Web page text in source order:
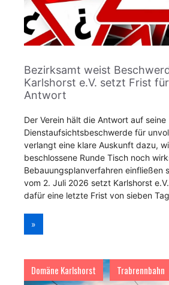
Bezirksamt weist
Karlshorst e.V. setzt Frist
Antwort
Der Verein hält die Antwort auf seine
Dienstaufsichtsbeschwerde für
verlangt eine klare Auskunft dazu,
beschlossene Runde Tisch noch
Bebauungsplanverfahren einfließen
vom 2. Juli 2026 setzt Karlshorst
dafür eine letzte Frist von sieben
»
Domäne Karlshorst Trabrennbahn